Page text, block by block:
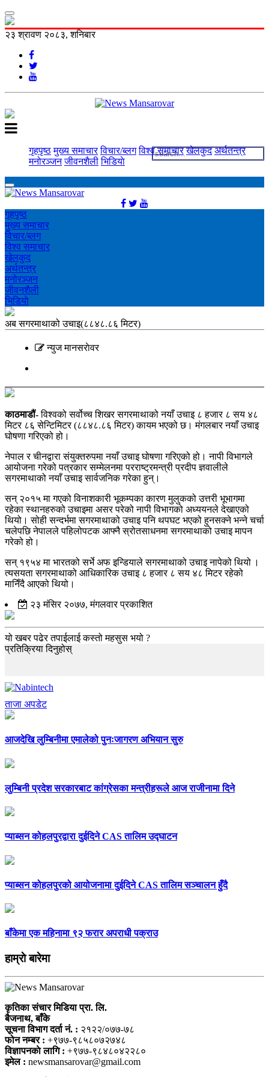
२३ श्रावण २०८३, शनिबार
गृहपृष्ठ मुख्य समाचार विचार/ब्लग विश्व समाचार खेलकुद अर्थतन्त्र
मनोरञ्‍जन जीवनशैली भिडियाे
गृहपृष्ठ
मुख्य समाचार
विचार/ब्लग
विश्व समाचार
खेलकुद
अर्थतन्त्र
मनोरञ्‍जन
जीवनशैली
भिडियाे
अब सगरमाथाको उचाइ(८८४८.८६ मिटर)
न्युज मानसराेवर
काठमाडौं-विश्वको सर्वोच्च शिखर सगरमाथाको नयाँ उचाइ ८ हजार ८ सय ४८
मिटर ८६ सेन्टिमिटर (८८४८.८६ मिटर) कायम भएको छ। मंगलबार नयाँ उचाइ
घोषणा गरिएको हो।
नेपाल र चीनद्वारा संयुक्तरुपमा नयाँ उचाइ घोषणा गरिएको हो। नापी विभागले
आयोजना गरेको पत्रकार सम्मेलनमा परराष्ट्रमन्त्री प्रदीप ज्ञवालीले
सगरमाथाको नयाँ उचाइ सार्वजनिक गरेका हुन्।
सन् २०१५ मा गएको विनाशकारी भूकम्पका कारण मुलुकको उत्तरी भूभागमा
रहेका स्थानहरुको उचाइमा असर परेको नापी विभागको अध्ययनले देखाएको
थियो। सोही सन्दर्भमा सगरमाथाको उचाइ पनि थपघट भएको हुनसक्ने भन्ने चर्चा
चलेपछि नेपालले पहिलोपटक आफ्नै स्रोतसाधनमा सगरमाथाको उचाइ मापन
गरेको हो।
सन् १९५४ मा भारतको सर्भे अफ इन्डियाले सगरमाथाको उचाइ नापेको थियो ।
त्यसयता सगरमाथाको आधिकारिक उचाइ ८ हजार ८ सय ४८ मिटर रहेको
मानिँदै आएको थियो।
२३ मंसिर २०७७, मंगलवार प्रकाशित
यो खबर पढेर तपाईलाई कस्तो महसुस भयो ?
प्रतिक्रिया दिनुहोस्
ताजा अपडेट
आजदेखि लुम्बिनीमा एमालेको पुनःजागरण अभियान सुरु
लुम्बिनी प्रदेश सरकारबाट कांग्रेसका मन्त्रीहरूले आज राजीनामा दिने
प्याब्सन कोहलपुरद्वारा दुईदिने CAS तालिम उद्घाटन
प्याब्सन कोहलपुरको आयोजनामा दुईदिने CAS तालिम सञ्चालन हुँदै
बाँकेमा एक महिनामा ९२ फरार अपराधी पक्राउ
हाम्राे बारेमा
कृतिका संचार मिडिया प्रा. लि.
बैजनाथ, बाँके
सूचना विभाग दर्ता नं. : २१२२/०७७-७८
फोन नम्बर : +९७७-९८५८०७२७४८
विज्ञापनकाे लागि : +९७७-९८४८०४२२८०
इमेल : newsmansarovar@gmail.com